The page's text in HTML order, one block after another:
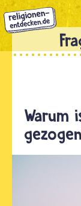
Direkt
zum
Inhalt
Warum